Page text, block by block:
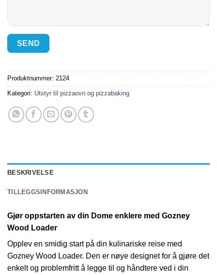
Produktnummer: 2124
Kategori: Utstyr til pizzaovn og pizzabaking
BESKRIVELSE
TILLEGGSINFORMASJON
Gjør oppstarten av din Dome enklere med Gozney
Wood Loader
Opplev en smidig start på din kulinariske reise med
Gozney Wood Loader. Den er nøye designet for å gjøre det
enkelt og problemfritt å legge til og håndtere ved i din